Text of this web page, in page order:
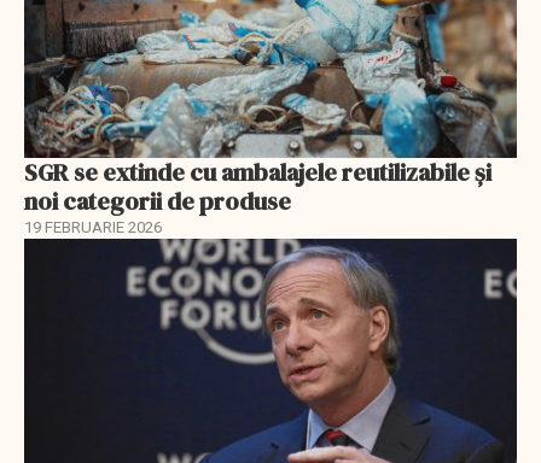
SGR se extinde cu ambalajele reutilizabile și
noi categorii de produse
19 FEBRUARIE 2026